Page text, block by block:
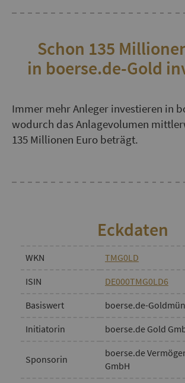
Schon 135
in boerse.de-Gold
Immer mehr Anleger investieren in
wodurch das Anlagevolumen
135 Millionen Euro beträgt.
Eckdaten
WKN
TMG0LD
ISIN
DE000TMG0LD6
Basiswert
boerse.de-
Initiatorin
boerse.de Gold
Sponsorin
boerse.de
GmbH